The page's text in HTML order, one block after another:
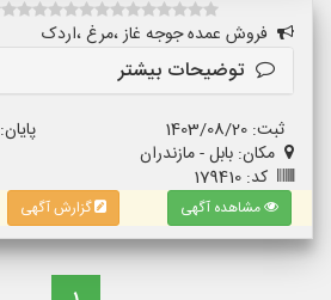
فروش عمده جوجه غاز ،مرغ ،اردک
توضیحات بیشتر
ثبت: 1403/08/20
پایان: 1403/11/20
مکان: بابل - مازندران
کد: 179410
مشاهده آگهی گزارش آگهی